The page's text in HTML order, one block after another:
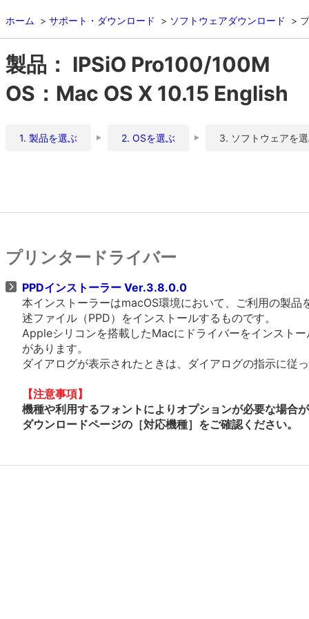
ホーム サポート・ダウンロード ソフトウェアダウンロード
製品： IPSiO Pro100/100M
OS：Mac OS X 10.15 English
1. 製品を選ぶ 2. OSを選ぶ 3. ソフトウェアを
プリンタードライバー
PPDインストーラー Ver.3.8.0.0
本インストーラーはmacOS環境において、ご利用の製
述ファイル（PPD）をインストールするものです。
Appleシリコンを搭載したMacにドライバーをインスト
があります。
ダイアログが表示されたときは、ダイアログの指示に従
【注意事項】
機種や利用するフォントによりオプションが必要な場合
ダウンロードページの［対応機種］をご確認ください。